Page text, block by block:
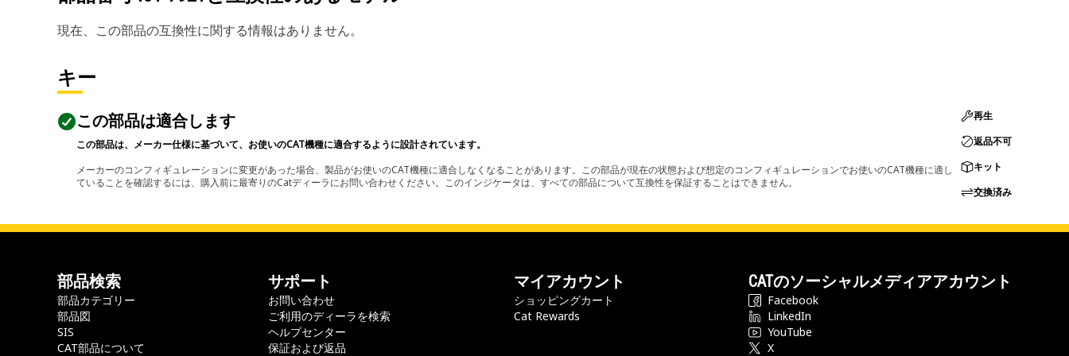
現在、この部品の互換性に関する情報はありません。
キー
この部品は適合します
この部品は、メーカー仕様に基づいて、お使いのCAT機種に適合するように設計されています。
メーカーのコンフィギュレーションに変更があった場合、製品がお使いのCAT機種に適合しなくなることがあります。この部品が現在の状態および想定のコンフィギュレーションでお使いのCAT機種に適し
ていることを確認するには、購入前に最寄りのCatディーラにお問い合わせください。このインジケータは、すべての部品について互換性を保証することはできません。
再生
返品不可
キット
交換済み
部品検索
部品カテゴリー
部品図
SIS
CAT部品について
サポート
お問い合わせ
ご利用のディーラを検索
ヘルプセンター
保証および返品
マイアカウント
ショッピングカート
Cat Rewards
CATのソーシャルメディアアカウント
Facebook
LinkedIn
YouTube
X